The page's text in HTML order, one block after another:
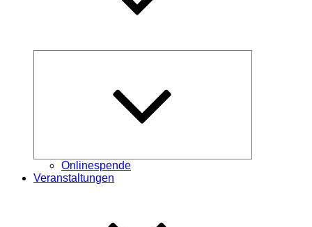
Onlinespende
Veranstaltungen